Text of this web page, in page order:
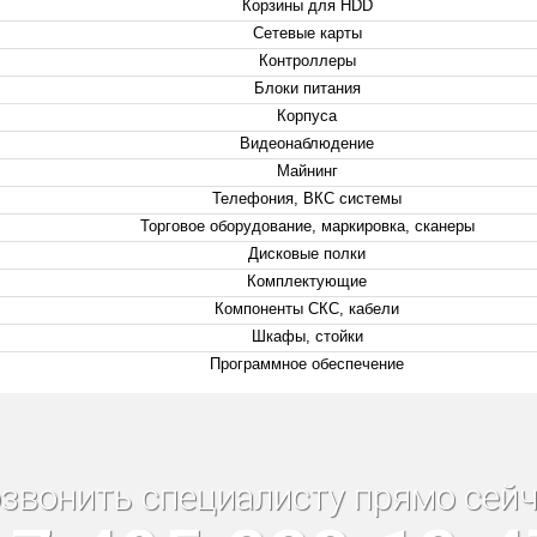
Корзины для HDD
Сетевые карты
Контроллеры
Блоки питания
Корпуса
Видеонаблюдение
Майнинг
Телефония, ВКС системы
Торговое оборудование, маркировка, сканеры
Дисковые полки
Комплектующие
Компоненты СКС, кабели
Шкафы, стойки
Программное обеспечение
специалисту прямо